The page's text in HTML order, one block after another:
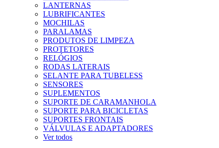
LANTERNAS
LUBRIFICANTES
MOCHILAS
PARALAMAS
PRODUTOS DE LIMPEZA
PROTETORES
RELÓGIOS
RODAS LATERAIS
SELANTE PARA TUBELESS
SENSORES
SUPLEMENTOS
SUPORTE DE CARAMANHOLA
SUPORTE PARA BICICLETAS
SUPORTES FRONTAIS
VÁLVULAS E ADAPTADORES
Ver todos